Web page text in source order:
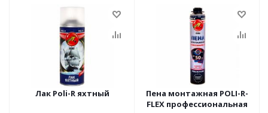
Лак Poli-R яхтный
Пена монтажная POLI-R-
FLEX профессиональная